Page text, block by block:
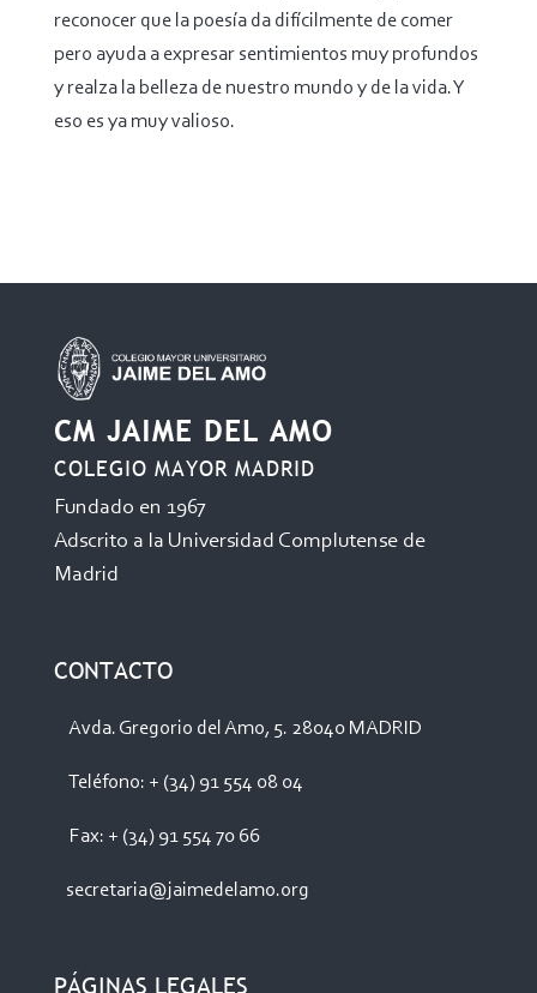
reconocer que la poesía da difícilmente de comer
pero ayuda a expresar sentimientos muy profundos
y realza la belleza de nuestro mundo y de la vida. Y
eso es ya muy valioso.
CM JAIME DEL AMO
COLEGIO MAYOR MADRID
Fundado en 1967
Adscrito a la Universidad Complutense de
Madrid
CONTACTO
Avda. Gregorio del Amo, 5. 28040 MADRID
Teléfono: + (34) 91 554 08 04
Fax: + (34) 91 554 70 66
secretaria@jaimedelamo.org
PÁGINAS LEGALES